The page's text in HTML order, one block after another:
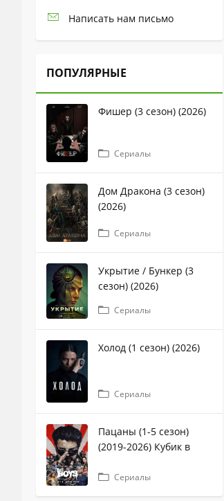
Написать нам письмо
ПОПУЛЯРНЫЕ
Фишер (3 сезон) (2026)
Сериалы
Дом Дракона (3 сезон)
(2026)
Сериалы
Укрытие / Бункер (3
сезон) (2026)
Сериалы
Холод (1 сезон) (2026)
Сериалы
Пацаны (1-5 сезон)
(2019-2026) Кубик в
Сериалы